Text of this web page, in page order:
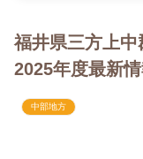
福井県三方上中
2025年度最新
中部地方